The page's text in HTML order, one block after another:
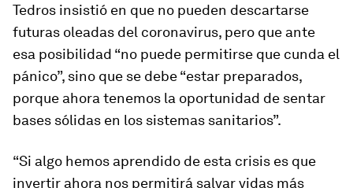
Tedros insistió en que no pueden descartarse
futuras oleadas del coronavirus, pero que ante
esa posibilidad “no puede permitirse que cunda el
pánico”, sino que se debe “estar preparados,
porque ahora tenemos la oportunidad de sentar
bases sólidas en los sistemas sanitarios”.
“Si algo hemos aprendido de esta crisis es que
invertir ahora nos permitirá salvar vidas más